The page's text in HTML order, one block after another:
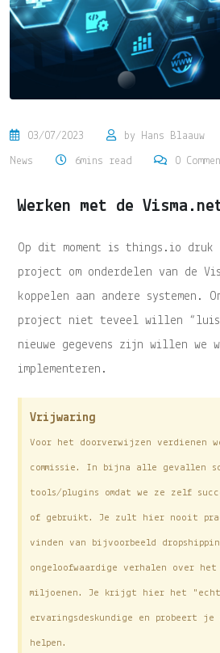
03/07/2023 by Hans Blaauw
News 6mins read 0
Werken met de
Op dit moment is things.io druk
project om onderdelen van de
koppelen aan andere systemen.
project niet teveel willen
nieuwe gegevens zijn willen we
implementeren.
Vrijwaring
Voor het doorverwijzen verdienen
commissie. In bijna alle gevallen
tools/plugins omdat we ze zelf
of gebruikt. Je zult hier nooit
vinden van bijvoorbeeld
ongeloofwaardige verhalen over
miljoenen. Je krijgt hier het
ervaringsdeskundige en probeert
helpen.